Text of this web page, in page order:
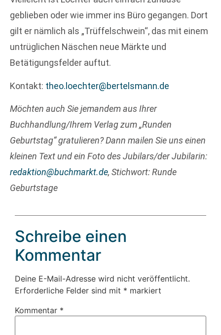
geblieben oder wie immer ins Büro gegangen. Dort
gilt er nämlich als „Trüffelschwein“, das mit einem
untrüglichen Näschen neue Märkte und
Betätigungsfelder auftut.
Kontakt: theo.loechter@bertelsmann.de
Möchten auch Sie jemandem aus Ihrer
Buchhandlung/Ihrem Verlag zum „Runden
Geburtstag“ gratulieren? Dann mailen Sie uns einen
kleinen Text und ein Foto des Jubilars/der Jubilarin:
redaktion@buchmarkt.de, Stichwort: Runde
Geburtstage
Schreibe einen
Kommentar
Deine E-Mail-Adresse wird nicht veröffentlicht.
Erforderliche Felder sind mit * markiert
Kommentar *